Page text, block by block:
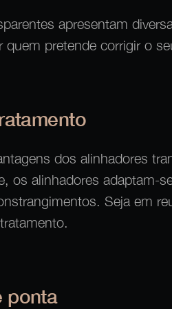
apresentam
quem pretende corrigir o
dos alinhadores
os alinhadores adaptam-
Seja em
ponta